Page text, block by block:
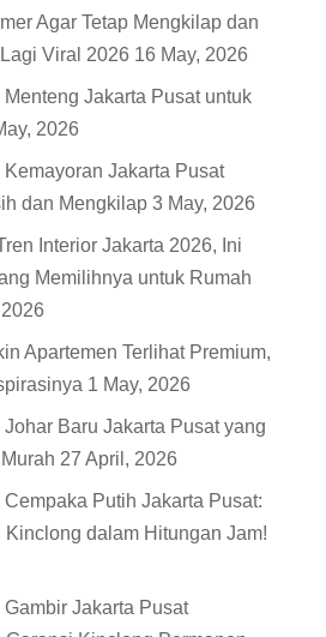
Agar Tetap Mengkilap dan
Viral 2026 16 May, 2026
Jakarta Pusat untuk
2026
Jakarta Pusat
dan Mengkilap 3 May, 2026
Interior Jakarta 2026, Ini
Memilihnya untuk Rumah
Apartemen Terlihat Premium,
1 May, 2026
Baru Jakarta Pusat yang
27 April, 2026
Putih Jakarta Pusat:
Kinclong dalam Hitungan Jam!
Jakarta Pusat